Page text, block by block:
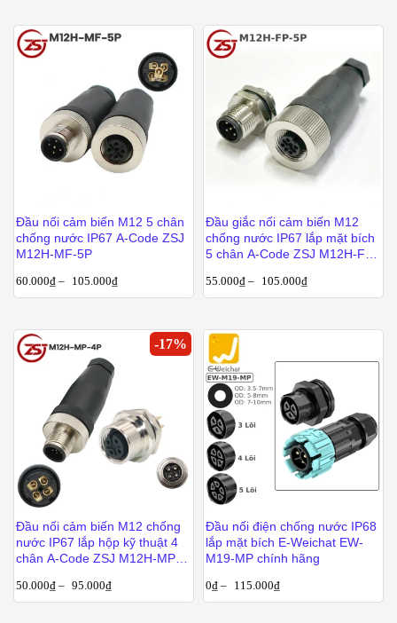
Đầu nối cảm biến M12 5 chân
chống nước IP67 A-Code ZSJ
M12H-MF-5P
60.000₫ – 105.000₫
Đầu giắc nối cảm biến M12
chống nước IP67 lắp mặt bích
5 chân A-Code ZSJ M12H-FP-
55.000₫ – 105.000₫
-17%
Đầu nối cảm biến M12 chống
nước IP67 lắp hộp kỹ thuật 4
chân A-Code ZSJ M12H-MP-
50.000₫ – 95.000₫
Đầu nối điện chống nước IP68
lắp mặt bích E-Weichat EW-
M19-MP chính hãng
0₫ – 115.000₫